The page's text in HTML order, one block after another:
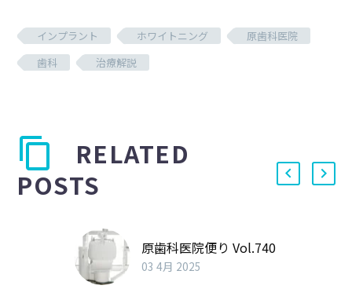
インプラント ホワイトニング
原歯科医院
歯科
治療解説
RELATED
POSTS
原歯科医院便り Vol.740
03 4月 2025